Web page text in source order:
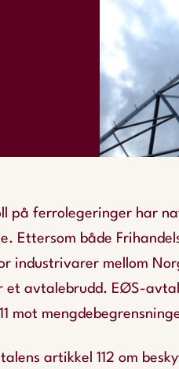
på ferrolegeringer har
Ettersom både
industrivarer mellom
et avtalebrudd. EØS-
mot
artikkel 112 om